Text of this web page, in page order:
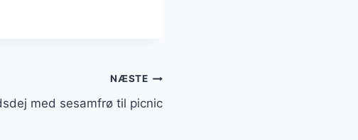
NÆSTE
med sesamfrø til picnic